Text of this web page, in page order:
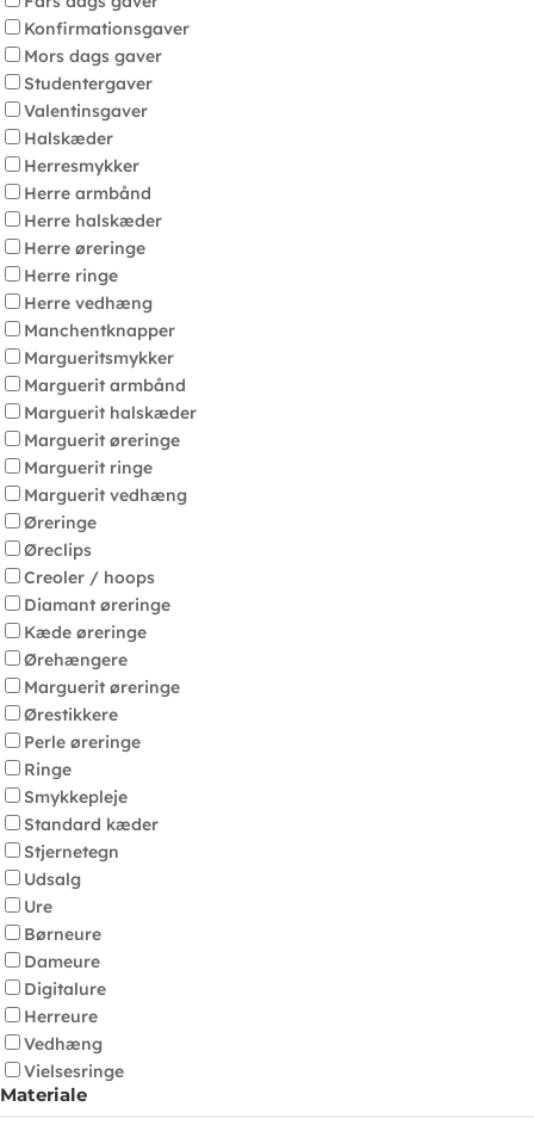
Konfirmationsgaver
Mors dags gaver
Studentergaver
Valentinsgaver
Halskæder
Herresmykker
Herre armbånd
Herre halskæder
Herre øreringe
Herre ringe
Herre vedhæng
Manchentknapper
Margueritsmykker
Marguerit armbånd
Marguerit halskæder
Marguerit øreringe
Marguerit ringe
Marguerit vedhæng
Øreringe
Øreclips
Creoler / hoops
Diamant øreringe
Kæde øreringe
Ørehængere
Marguerit øreringe
Ørestikkere
Perle øreringe
Ringe
Smykkepleje
Standard kæder
Stjernetegn
Udsalg
Ure
Børneure
Dameure
Digitalure
Herreure
Vedhæng
Vielsesringe
Materiale